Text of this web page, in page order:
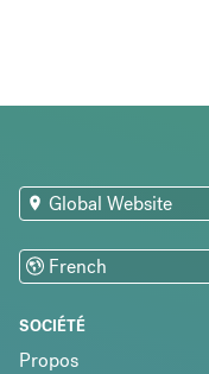
SOCIÉTÉ
Propos